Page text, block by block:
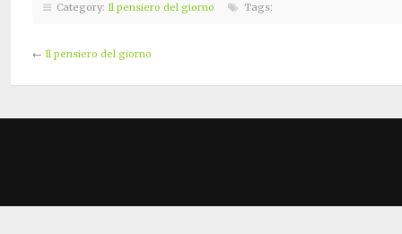
Category: Il pensiero del giorno Tags:
← Il pensiero del giorno